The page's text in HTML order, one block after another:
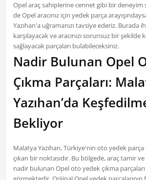
Opel araç sahiplerine cennet gibi bir deneyim
de Opel aracınız için yedek parça
Yazıhan'a uğramanızı tavsiye ederiz. Burada
karşılayacak ve aracınızı sorunsuz bir şekilde
sağlayacak parçaları bulabileceksiniz.
Nadir Bulunan Opel
Çıkma Parçaları:
Yazıhan’da
Bekliyor
Malatya Yazıhan, Türkiye'nin oto yedek
çıkan bir noktasıdır. Bu bölgede, araç tamir
nadir bulunan Opel oto yedek çıkma